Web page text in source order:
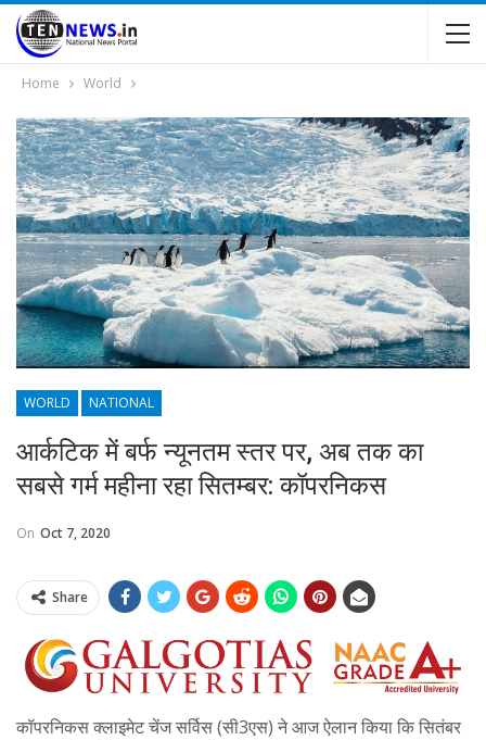
Home World
WORLD NATIONAL
आर्कटिक में बर्फ न्‍यूनतम स्‍तर पर, अब तक का
सबसे गर्म महीना रहा सितम्‍बर: कॉपरनिकस
On Oct 7, 2020
Share
कॉपरनिकस क्लाइमेट चेंज सर्विस (सी3एस) ने आज ऐलान किया कि सितंबर